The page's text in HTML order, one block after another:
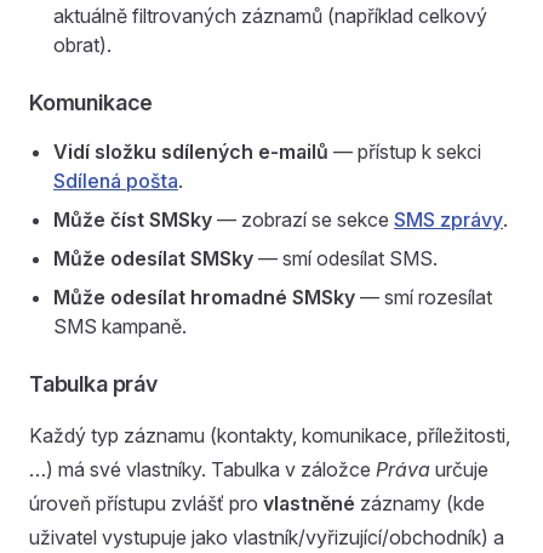
aktuálně filtrovaných záznamů (například celkový
obrat).
Komunikace
Vidí složku sdílených e-mailů — přístup k sekci
Sdílená pošta.
Může číst SMSky — zobrazí se sekce SMS zprávy.
Může odesílat SMSky — smí odesílat SMS.
Může odesílat hromadné SMSky — smí rozesílat
SMS kampaně.
Tabulka práv
Každý typ záznamu (kontakty, komunikace, příležitosti,
…) má své vlastníky. Tabulka v záložce Práva určuje
úroveň přístupu zvlášť pro vlastněné záznamy (kde
uživatel vystupuje jako vlastník/vyřizující/obchodník) a